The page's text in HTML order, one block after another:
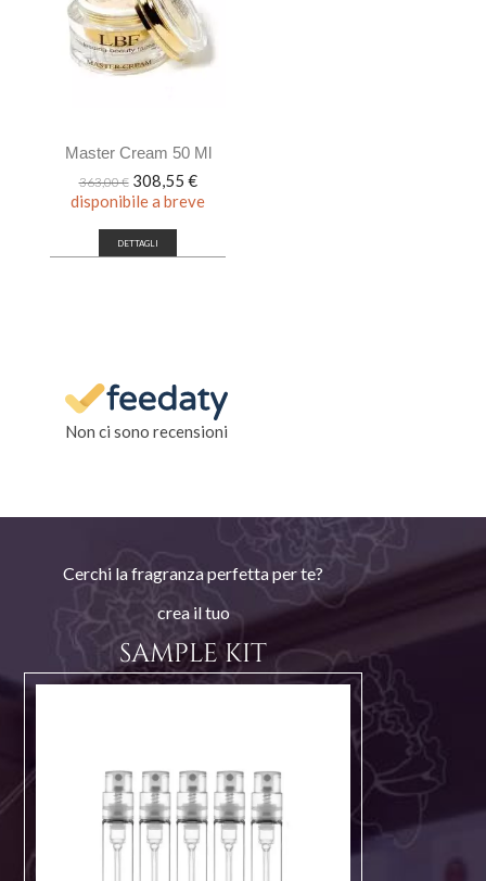
Master Cream 50 Ml
Prezzo
base
363,00 € Prezzo
308,55 €
disponibile a breve
DETTAGLI
Non ci sono recensioni
Cerchi la fragranza perfetta per te?
crea il tuo
SAMPLE KIT